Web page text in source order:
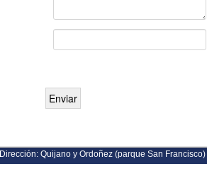
Dirección: Quijano y Ordoñez (parque San